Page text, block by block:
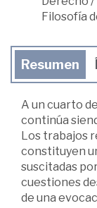
Filosofía
Resumen
A un cuarto
continúa
Los trabajos
constituyen
suscitadas
cuestiones
de una